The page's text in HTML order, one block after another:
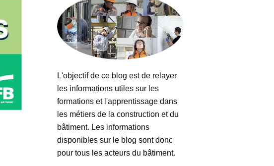
L'objectif de ce blog est de relayer
les informations utiles sur les
formations et l'apprentissage dans
les métiers de la construction et du
bâtiment. Les informations
disponibles sur le blog sont donc
pour tous les acteurs du bâtiment.